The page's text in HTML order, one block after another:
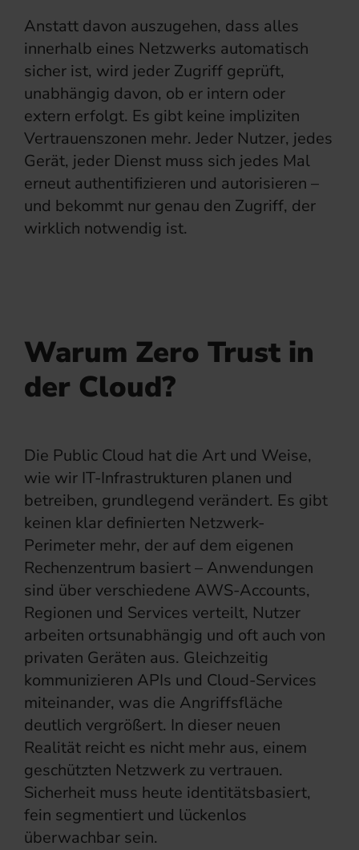
Anstatt davon auszugehen, dass alles
innerhalb eines Netzwerks automatisch
sicher ist, wird jeder Zugriff geprüft,
unabhängig davon, ob er intern oder
extern erfolgt. Es gibt keine impliziten
Vertrauenszonen mehr. Jeder Nutzer, jedes
Gerät, jeder Dienst muss sich jedes Mal
erneut authentifizieren und autorisieren –
und bekommt nur genau den Zugriff, der
wirklich notwendig ist.
Warum Zero Trust in
der Cloud?
Die Public Cloud hat die Art und Weise,
wie wir IT-Infrastrukturen planen und
betreiben, grundlegend verändert. Es gibt
keinen klar definierten Netzwerk-
Perimeter mehr, der auf dem eigenen
Rechenzentrum basiert – Anwendungen
sind über verschiedene AWS-Accounts,
Regionen und Services verteilt, Nutzer
arbeiten ortsunabhängig und oft auch von
privaten Geräten aus. Gleichzeitig
kommunizieren APIs und Cloud-Services
miteinander, was die Angriffsfläche
deutlich vergrößert. In dieser neuen
Realität reicht es nicht mehr aus, einem
geschützten Netzwerk zu vertrauen.
Sicherheit muss heute identitätsbasiert,
fein segmentiert und lückenlos
überwachbar sein.